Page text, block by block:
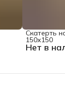
Нет в
Скатерть
150х150